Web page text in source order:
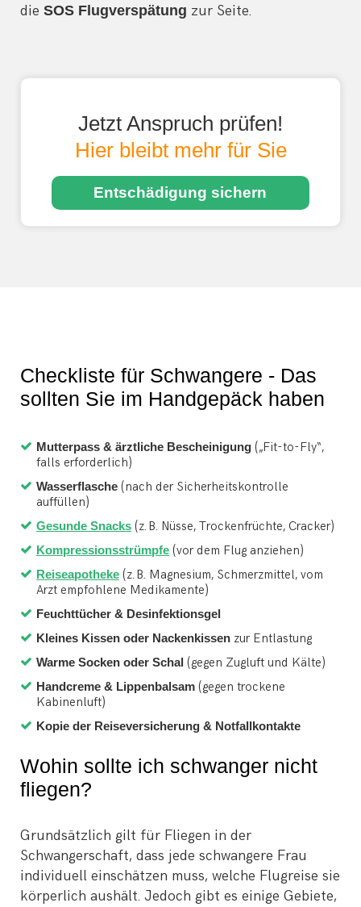
die SOS Flugverspätung zur Seite.
Jetzt Anspruch prüfen!
Hier bleibt mehr für Sie
Entschädigung sichern
Checkliste für Schwangere - Das
sollten Sie im Handgepäck haben
Mutterpass & ärztliche Bescheinigung („Fit-to-Fly“,
falls erforderlich)
Wasserflasche (nach der Sicherheitskontrolle
auffüllen)
Gesunde Snacks (z. B. Nüsse, Trockenfrüchte, Cracker)
Kompressionsstrümpfe (vor dem Flug anziehen)
Reiseapotheke (z. B. Magnesium, Schmerzmittel, vom
Arzt empfohlene Medikamente)
Feuchttücher & Desinfektionsgel
Kleines Kissen oder Nackenkissen zur Entlastung
Warme Socken oder Schal (gegen Zugluft und Kälte)
Handcreme & Lippenbalsam (gegen trockene
Kabinenluft)
Kopie der Reiseversicherung & Notfallkontakte
Wohin sollte ich schwanger nicht
fliegen?
Grundsätzlich gilt für Fliegen in der
Schwangerschaft, dass jede schwangere Frau
individuell einschätzen muss, welche Flugreise sie
körperlich aushält. Jedoch gibt es einige Gebiete,